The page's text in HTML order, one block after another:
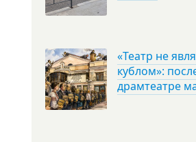
«Театр не
кублом»:
драмтеатре